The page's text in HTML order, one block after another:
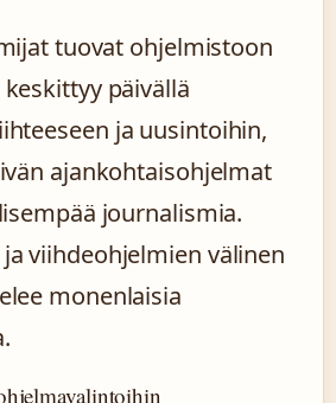
tuovat ohjelmistoon
keskittyy päivällä
ja uusintoihin,
ajankohtaisohjelmat
journalismia.
viihdeohjelmien välinen
monenlaisia